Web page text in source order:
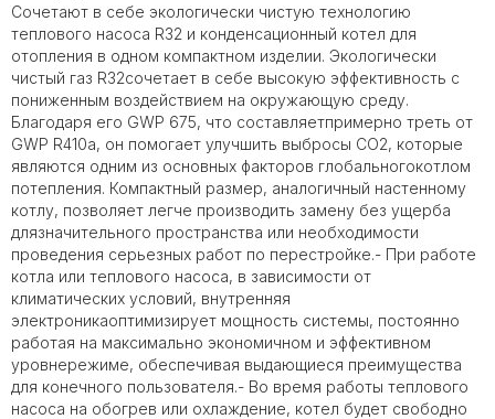
Сочетают в себе экологически чистую технологию
теплового насоса R32 и конденсационный котел для
отопления в одном компактном изделии. Экологически
чистый газ R32сочетает в себе высокую эффективность с
пониженным воздействием на окружающую среду.
Благодаря его GWP 675, что составляетпримерно треть от
GWP R410a, он помогает улучшить выбросы CO2, которые
являются одним из основных факторов глобальногокотлом
потепления. Компактный размер, аналогичный настенному
котлу, позволяет легче производить замену без ущерба
длязначительного пространства или необходимости
проведения серьезных работ по перестройке.- При работе
котла или теплового насоса, в зависимости от
климатических условий, внутренняя
электроникаоптимизирует мощность системы, постоянно
работая на максимально экономичном и эффективном
уровнережиме, обеспечивая выдающиеся преимущества
для конечного пользователя.- Во время работы теплового
насоса на обогрев или охлаждение, котел будет свободно